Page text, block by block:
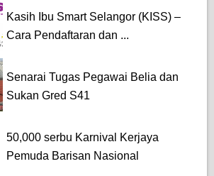
Kasih Ibu Smart Selangor (KISS) –
Cara Pendaftaran dan ...
Senarai Tugas Pegawai Belia dan
Sukan Gred S41
50,000 serbu Karnival Kerjaya
Pemuda Barisan Nasional